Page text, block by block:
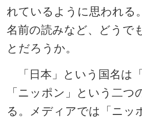
れているように思われる
名前の読みなど、どうで
とだろうか。
「日本」という国名は
「ニッポン」という二つ
る。メディアでは「ニッ